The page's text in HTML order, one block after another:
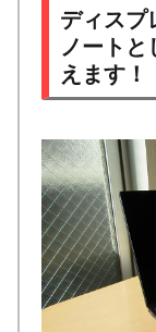
ディスプ
ノート
えます！